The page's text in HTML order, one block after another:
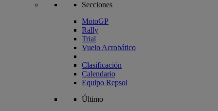
Secciones
MotoGP
Rally
Trial
Vuelo Acrobático
Clasificación
Calendario
Equipo Repsol
Último